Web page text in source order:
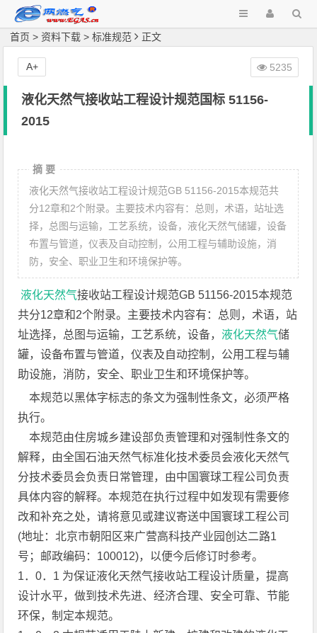
首页 >资料下载 >标准规范 正文
液化天然气接收站工程设计规范国标 51156-
2015
摘 要
液化天然气接收站工程设计规范GB 51156-2015本规范共
分12章和2个附录。主要技术内容有：总则，术语，站址选
择，总图与运输，工艺系统，设备，液化天然气储罐，设备
布置与管道，仪表及自动控制，公用工程与辅助设施，消
防，安全、职业卫生和环境保护等。
液化天然气接收站工程设计规范GB 51156-2015本规范
共分12章和2个附录。主要技术内容有：总则，术语，站
址选择，总图与运输，工艺系统，设备， 液化天然气储
罐，设备布置与管道，仪表及自动控制，公用工程与辅
助设施，消防，安全、职业卫生和环境保护等。
本规范以黑体字标志的条文为强制性条文，必须严格
执行。
本规范由住房城乡建设部负责管理和对强制性条文的
解释，由全国石油天然气标准化技术委员会液化天然气
分技术委员会负责日常管理，由中国寰球工程公司负责
具体内容的解释。本规范在执行过程中如发现有需要修
改和补充之处，请将意见或建议寄送中国寰球工程公司
(地址：北京市朝阳区来广营高科技产业园创达二路1
号；邮政编码：100012)，以便今后修订时参考。
1．0．1 为保证液化天然气接收站工程设计质量，提高
设计水平，做到技术先进、经济合理、安全可靠、节能
环保，制定本规范。
5235
A+